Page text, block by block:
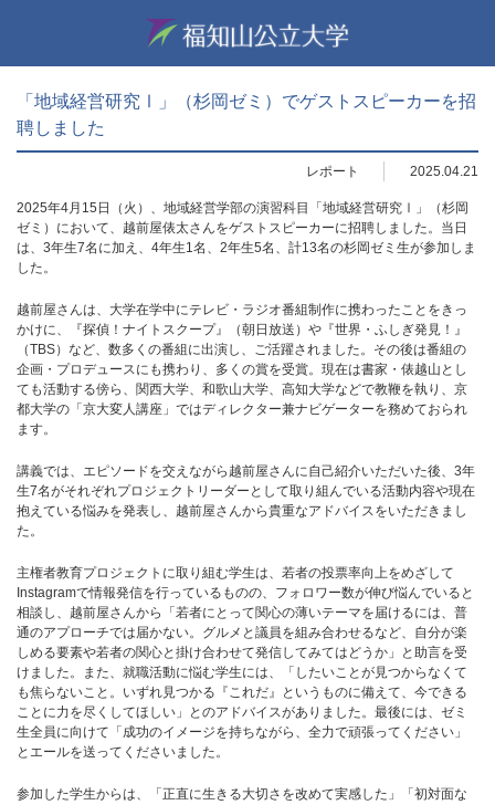
「地域経営研究Ⅰ」（杉岡ゼミ）でゲストスピーカーを招
聘しました
レポート 2025.04.21
2025年4月15日（火）、地域経営学部の演習科目「地域経営研究Ⅰ」（杉岡
ゼミ）において、越前屋俵太さんをゲストスピーカーに招聘しました。当日
は、3年生7名に加え、4年生1名、2年生5名、計13名の杉岡ゼミ生が参加しま
した。
越前屋さんは、大学在学中にテレビ・ラジオ番組制作に携わったことをきっ
かけに、『探偵！ナイトスクープ』（朝日放送）や『世界・ふしぎ発見！』
（TBS）など、数多くの番組に出演し、ご活躍されました。その後は番組の
企画・プロデュースにも携わり、多くの賞を受賞。現在は書家・俵越山とし
ても活動する傍ら、関西大学、和歌山大学、高知大学などで教鞭を執り、京
都大学の「京大変人講座」ではディレクター兼ナビゲーターを務めておられ
ます。
講義では、エピソードを交えながら越前屋さんに自己紹介いただいた後、3年
生7名がそれぞれプロジェクトリーダーとして取り組んでいる活動内容や現在
抱えている悩みを発表し、越前屋さんから貴重なアドバイスをいただきまし
た。
主権者教育プロジェクトに取り組む学生は、若者の投票率向上をめざして
Instagramで情報発信を行っているものの、フォロワー数が伸び悩んでいると
相談し、越前屋さんから「若者にとって関心の薄いテーマを届けるには、普
通のアプローチでは届かない。グルメと議員を組み合わせるなど、自分が楽
しめる要素や若者の関心と掛け合わせて発信してみてはどうか」と助言を受
けました。また、就職活動に悩む学生には、「したいことが見つからなくて
も焦らないこと。いずれ見つかる『これだ』というものに備えて、今できる
ことに力を尽くしてほしい」とのアドバイスがありました。最後には、ゼミ
生全員に向けて「成功のイメージを持ちながら、全力で頑張ってください」
とエールを送ってくださいました。
参加した学生からは、「正直に生きる大切さを改めて実感した」「初対面な